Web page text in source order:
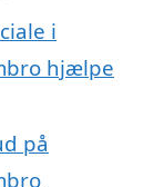
i
hjælpe
på